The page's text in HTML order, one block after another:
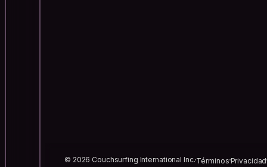
© 2026 Couchsurfing International Inc.TérminosPrivacidad